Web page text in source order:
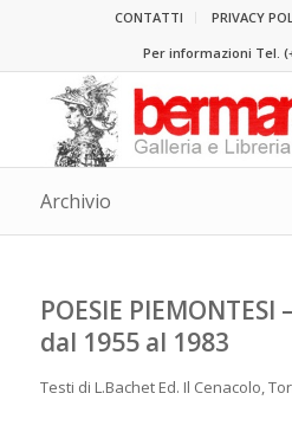
CONTATTI PRIVACY
Per informazioni Tel.
Archivio
POESIE
dal 1955 al 1983
Testi di L.Bachet Ed. Il Cenacolo,